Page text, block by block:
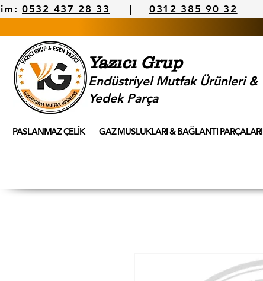
0532 437 28 33 0312 385 90 32
Yazıcı Grup
Endüstriyel Mutfak Ürünleri &
Yedek Parça
PASLANMAZ ÇELİK GAZ MUSLUKLARI & BAĞLANTI PARÇALARI